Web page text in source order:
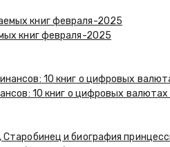
книг февраля-2025
10 книг о цифровых валютах